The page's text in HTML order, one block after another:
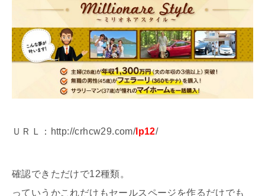
ＵＲＬ：http://crhcw29.com/lp12/
確認できただけで12種類。
っていうかこれだけもセールスページを作るだけでも